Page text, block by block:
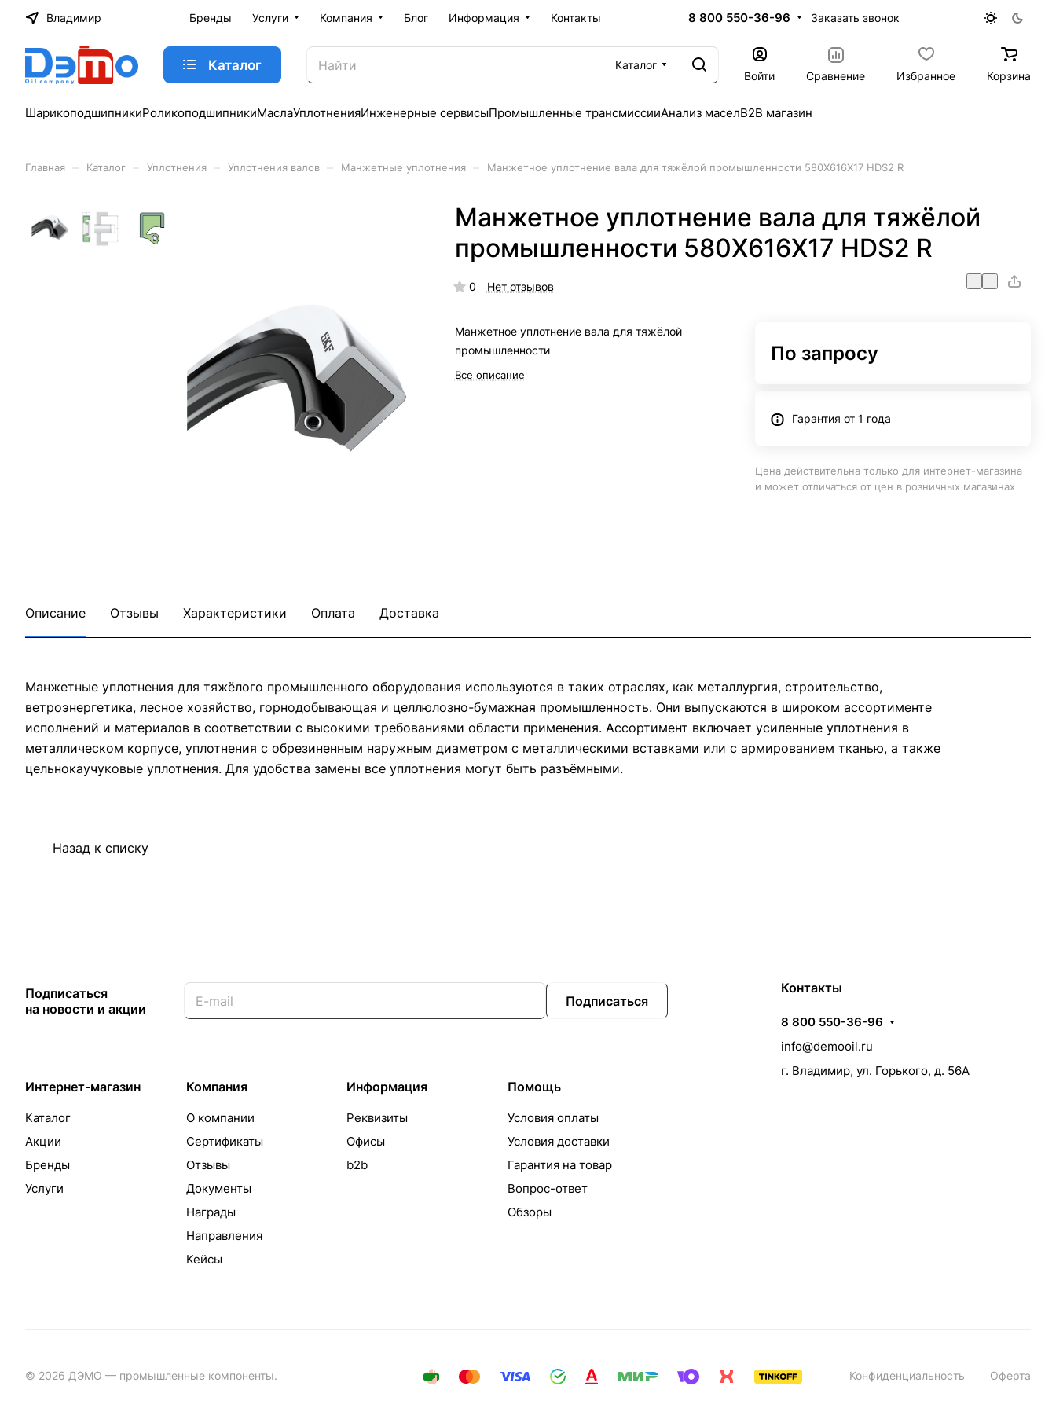
Владимир Бренды Услуги Компания Блог Информация Контакты 8 800 550-36-96 Заказать звонок
Каталог
Каталог
Войти
Сравнение Избранное Корзина
ШарикоподшипникиРоликоподшипникиМаслаУплотненияИнженерные сервисыПромышленные трансмиссииАнализ маселB2B магазин
Главная Каталог Уплотнения Уплотнения валов Манжетные уплотнения Манжетное уплотнение вала для тяжёлой промышленности 580X616X17 HDS2 R
Манжетное уплотнение вала для тяжёлой
промышленности 580X616X17 HDS2 R
0 Нет отзывов
Манжетное уплотнение вала для тяжёлой
промышленности
Все описание
По запросу
Гарантия от 1 года
Цена действительна только для интернет-магазина
и может отличаться от цен в розничных магазинах
Описание Отзывы Характеристики Оплата Доставка
Манжетные уплотнения для тяжёлого промышленного оборудования используются в таких отраслях, как металлургия, строительство,
ветроэнергетика, лесное хозяйство, горнодобывающая и целлюлозно-бумажная промышленность. Они выпускаются в широком ассортименте
исполнений и материалов в соответствии с высокими требованиями области применения. Ассортимент включает усиленные уплотнения в
металлическом корпусе, уплотнения с обрезиненным наружным диаметром с металлическими вставками или с армированием тканью, а также
цельнокаучуковые уплотнения. Для удобства замены все уплотнения могут быть разъёмными.
Назад к списку
Подписаться
на новости и акции
Подписаться
Интернет-магазин
Каталог
Акции
Бренды
Услуги
Компания
О компании
Сертификаты
Отзывы
Документы
Награды
Направления
Кейсы
Информация
Реквизиты
Офисы
b2b
Помощь
Условия оплаты
Условия доставки
Гарантия на товар
Вопрос-ответ
Обзоры
Контакты
8 800 550-36-96
info@demooil.ru
г. Владимир, ул. Горького, д. 56А
© 2026 ДЭМО — промышленные компоненты. Конфиденциальность Оферта